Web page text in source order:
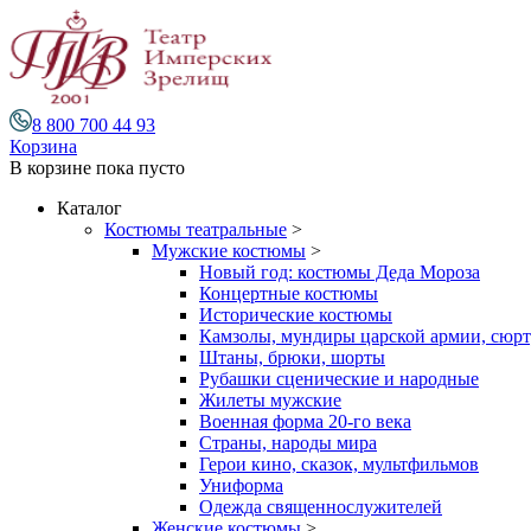
8 800 700 44 93
Корзина
В корзине пока пусто
Каталог
Костюмы театральные >
Мужские костюмы >
Новый год: костюмы Деда Мороза
Концертные костюмы
Исторические костюмы
Камзолы, мундиры царской армии,
Штаны, брюки, шорты
Рубашки сценические и народные
Жилеты мужские
Военная форма 20-го века
Страны, народы мира
Герои кино, сказок, мультфильмов
Униформа
Одежда священнослужителей